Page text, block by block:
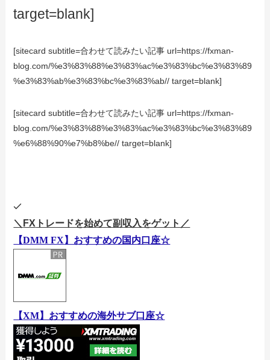
target=blank]
[sitecard subtitle=合わせて読みたい記事 url=https://fxman-
blog.com/%e3%83%88%e3%83%ac%e3%83%bc%e3%83%89
%e3%83%ab%e3%83%bc%e3%83%ab// target=blank]
[sitecard subtitle=合わせて読みたい記事 url=https://fxman-
blog.com/%e3%83%88%e3%83%ac%e3%83%bc%e3%83%89
%e6%88%90%e7%b8%be// target=blank]
＼ FX トレードを始めて副収入をゲット／
【DMM FX 】おすすめの国内口座☆
【XM】おすすめの海外サブ口座☆